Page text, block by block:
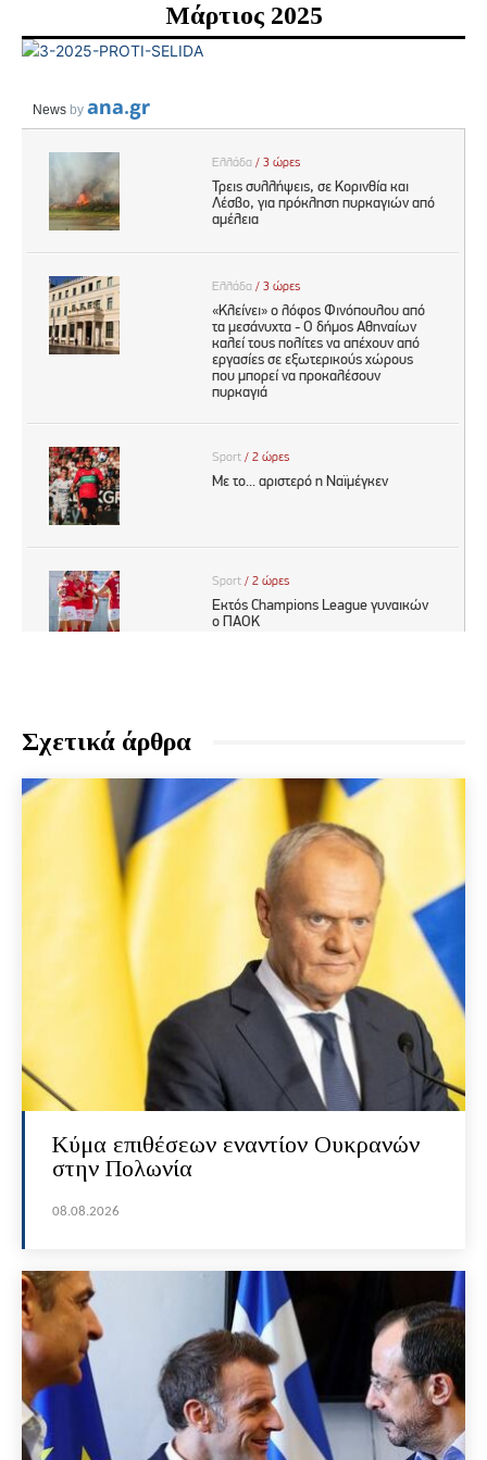
Μάρτιος 2025
Σχετικά άρθρα
Κύμα επιθέσεων εναντίον Ουκρανών
στην Πολωνία
08.08.2026